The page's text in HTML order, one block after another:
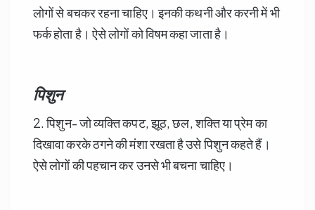
लोगों से बचकर रहना चाहिए। इनकी कथनी और करनी में भी
फर्क होता है। ऐसे लोगों को विषम कहा जाता है।
पिशुन
2. पिशुन- जो व्यक्ति कपट, झूठ, छल, शक्ति या प्रेम का
दिखावा करके ठगने की मंशा रखता है उसे पिशुन कहते हैं।
ऐसे लोगों की पहचान कर उनसे भी बचना चाहिए।